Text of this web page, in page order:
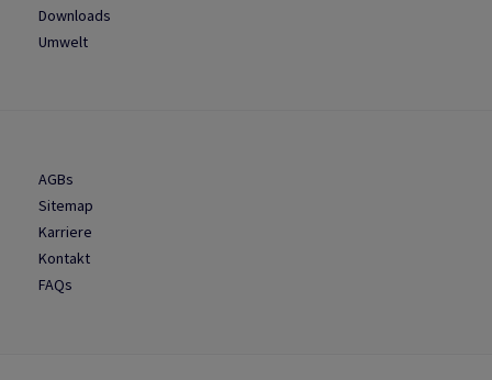
Downloads
Umwelt
AGBs
Sitemap
Karriere
Kontakt
FAQs